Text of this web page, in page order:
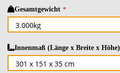
Gesamtgewicht
Innenmaß (Länge x Breite x Höhe)